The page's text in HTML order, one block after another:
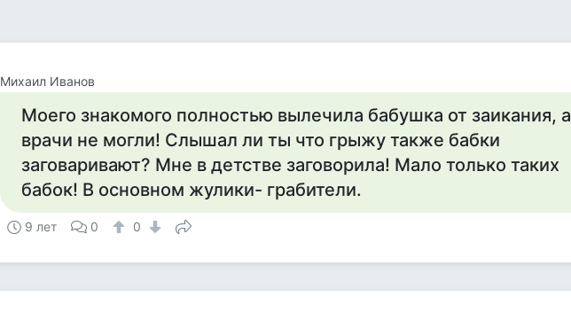
Михаил Иванов
Моего знакомого полностью вылечила бабушка от заикания, а
врачи не могли! Слышал ли ты что грыжу также бабки
заговаривают? Мне в детстве заговорила! Мало только таких
бабок! В основном жулики- грабители.
9 лет 0 0